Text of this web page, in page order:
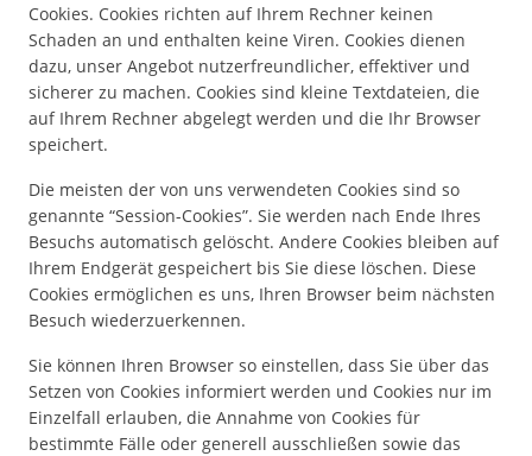
Cookies. Cookies richten auf Ihrem Rechner keinen
Schaden an und enthalten keine Viren. Cookies dienen
dazu, unser Angebot nutzerfreundlicher, effektiver und
sicherer zu machen. Cookies sind kleine Textdateien, die
auf Ihrem Rechner abgelegt werden und die Ihr Browser
speichert.
Die meisten der von uns verwendeten Cookies sind so
genannte “Session-Cookies”. Sie werden nach Ende Ihres
Besuchs automatisch gelöscht. Andere Cookies bleiben auf
Ihrem Endgerät gespeichert bis Sie diese löschen. Diese
Cookies ermöglichen es uns, Ihren Browser beim nächsten
Besuch wiederzuerkennen.
Sie können Ihren Browser so einstellen, dass Sie über das
Setzen von Cookies informiert werden und Cookies nur im
Einzelfall erlauben, die Annahme von Cookies für
bestimmte Fälle oder generell ausschließen sowie das